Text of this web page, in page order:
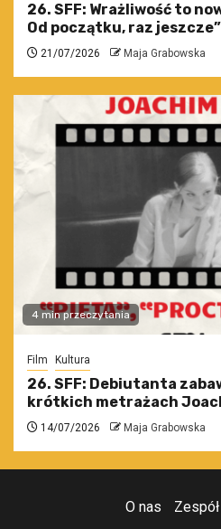
26. SFF: Wrażliwość to
Od początku, raz
21/07/2026 Maja Grabowska
4 min przeczytania
Film Kultura
26. SFF: Debiutanta
krótkich metrażach
14/07/2026 Maja Grabowska
O nas Zespół